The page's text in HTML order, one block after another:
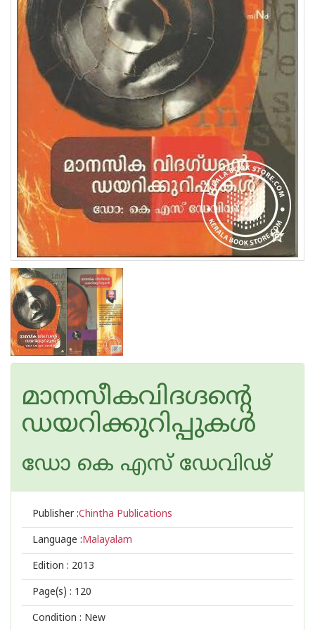
മാനസീകവിദഗ്ദന്റെ
ഡയറിക്കുറിപ്പുകള്‍
ഡോ കെ എസ് ഡേവിഢ്
Publisher :Chintha Publications
Language :Malayalam
Edition : 2013
Page(s) : 120
Condition : New